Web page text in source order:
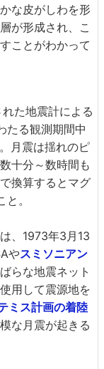
な皮がしわを形
が形成され、こ
ことがわかって
た地震計による
たる観測期間中
月震は揺れのピ
十分～数時間も
換算するとマグ
。
、1973年3月13
やスミソニアン
らな地震ネット
用して震源地を
ミス計画の着陸
な月震が起きる